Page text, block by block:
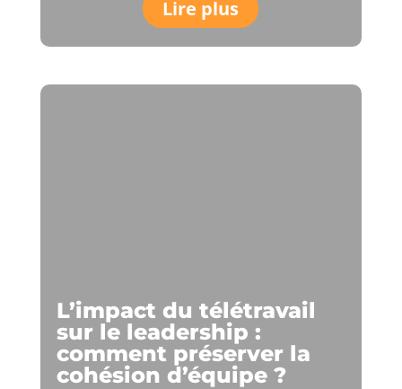
Lire plus
L’impact du télétravail
sur le leadership :
comment préserver la
cohésion d’équipe ?